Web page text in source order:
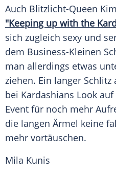
Auch Blitzlicht-Queen
"Keeping up with the
sich zugleich sexy und
dem Business-Kleinen
man allerdings etwas
ziehen. Ein langer Schlitz
bei Kardashians Look auf
Event für noch mehr
die langen Ärmel keine
mehr vortäuschen.
Mila Kunis